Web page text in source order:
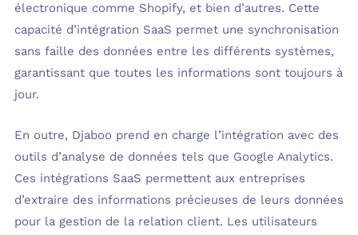
électronique comme Shopify, et bien d’autres. Cette
capacité d’intégration SaaS permet une synchronisation
sans faille des données entre les différents systèmes,
garantissant que toutes les informations sont toujours à
jour.
En outre, Djaboo prend en charge l’intégration avec des
outils d’analyse de données tels que Google Analytics.
Ces intégrations SaaS permettent aux entreprises
d’extraire des informations précieuses de leurs données
pour la gestion de la relation client. Les utilisateurs